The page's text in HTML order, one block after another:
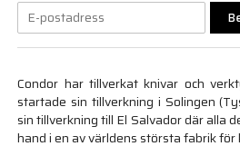
Condor har tillverkat knivar och
startade sin tillverkning i Solingen
sin tillverkning till El Salvador där alla
hand i en av världens största fabrik för